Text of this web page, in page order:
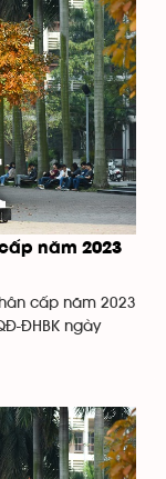
năm 2023
cấp năm 2023
ĐHBK ngày